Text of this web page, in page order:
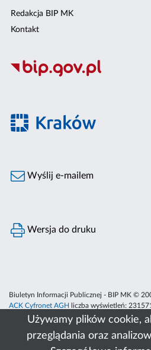
Używamy plików cookie,
przeglądania oraz
Redakcja BIP MK
Kontakt
Wyślij e-mailem
Wersja do druku
Biuletyn Informacji Publicznej - BIP MK ©
ACK Cyfronet AGH
liczba wyświetleń: